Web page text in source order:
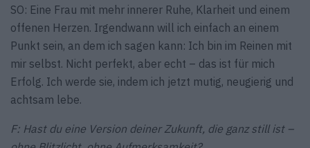
SO: Eine Frau mit mehr innerer Ruhe, Klarheit und einem
offenen Herzen. Irgendwann will ich einfach an einem
Punkt sein, an dem ich sagen kann: Ich bin im Reinen mit
mir selbst. Nicht perfekt, aber echt – das ist für mich
Erfolg. Ich werde sie, indem ich jetzt mutig, neugierig und
achtsam lebe.
F: Hast du eine Version deiner Zukunft, die ganz still ist –